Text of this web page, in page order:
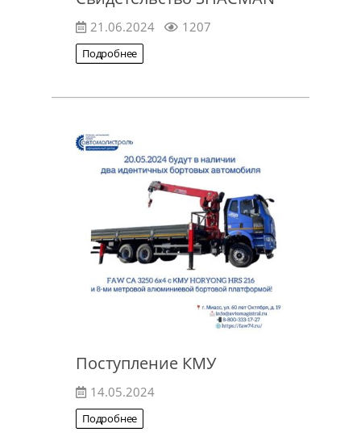
21.06.2024 1207
Подробнее
Поступление КМУ
14.05.2024
Подробнее